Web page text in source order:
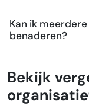
Kan ik
benaderen?
Bekijk